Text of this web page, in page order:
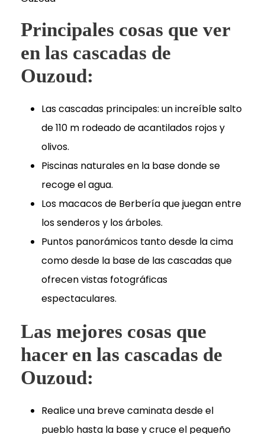
Principales cosas que ver
en las cascadas de
Ouzoud:
Las cascadas principales: un increíble salto
de 110 m rodeado de acantilados rojos y
olivos.
Piscinas naturales en la base donde se
recoge el agua.
Los macacos de Berbería que juegan entre
los senderos y los árboles.
Puntos panorámicos tanto desde la cima
como desde la base de las cascadas que
ofrecen vistas fotográficas
espectaculares.
Las mejores cosas que
hacer en las cascadas de
Ouzoud:
Realice una breve caminata desde el
pueblo hasta la base y cruce el pequeño